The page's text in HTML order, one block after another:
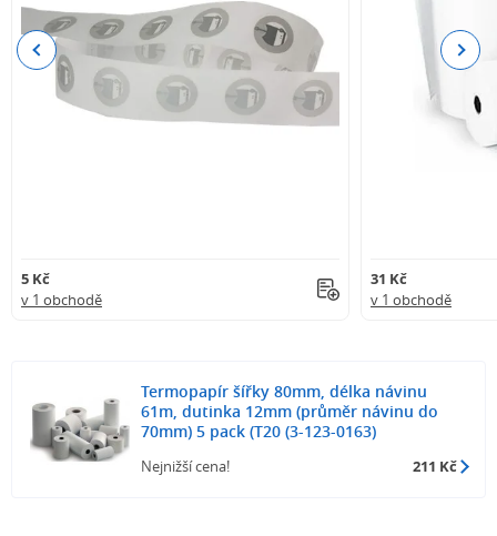
5 Kč
v 1 obchodě
31 Kč
v 1 obchodě
Previous Next
Termopapír šířky 80mm, délka návinu
61m, dutinka 12mm (průměr návinu do
70mm) 5 pack (T20 (3-123-0163)
Nejnižší cena! 211 Kč